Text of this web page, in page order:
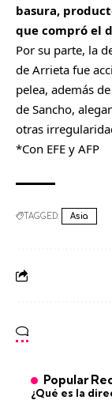
rbasura,
que compró el
Por su parte, la
de Arrieta fue
pelea, además
de Sancho,
otras
*Con EFE y AFP
TAGGED: Asia
Popular
¿Qué es la